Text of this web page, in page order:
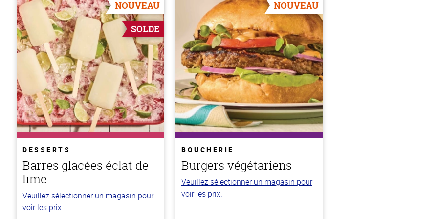
NOUVEAU
SOLDE
DESSERTS
Barres glacées éclat de
lime
Veuillez sélectionner un magasin pour
voir les prix.
NOUVEAU
BOUCHERIE
Burgers végétariens
Veuillez sélectionner un magasin pour
voir les prix.